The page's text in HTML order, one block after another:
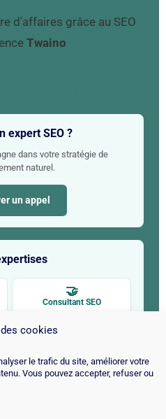
cookies
le trafic du site, améliorer votre
Vous pouvez accepter, refuser ou
d'affaires grâce au SEO
Twaino
expert SEO ?
dans votre stratégie de
naturel.
un appel
🤝
Consultant SEO
🚀